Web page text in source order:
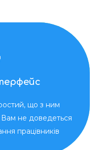
що з ним
Вам не доведеться
працівників